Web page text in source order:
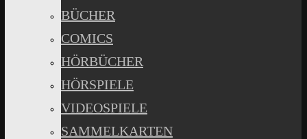
BÜCHER
COMICS
HÖRBÜCHER
HÖRSPIELE
VIDEOSPIELE
SAMMELKARTEN